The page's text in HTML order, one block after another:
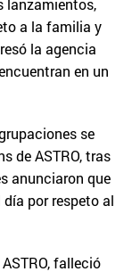
a la familia y
la agencia
en un
se
de ASTRO, tras
anunciaron que
por respeto al
falleció